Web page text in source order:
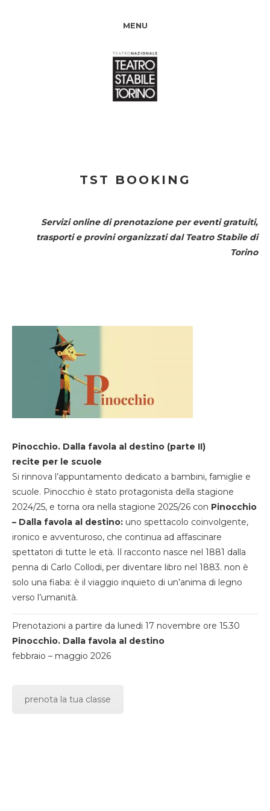
MENU
TST BOOKING
Servizi online di prenotazione per eventi gratuiti,
trasporti e provini organizzati dal Teatro Stabile di
Torino
Pinocchio. Dalla favola al destino (parte II)
recite per le scuole
Si rinnova l’appuntamento dedicato a bambini, famiglie e
scuole. Pinocchio è stato protagonista della stagione
2024/25, e torna ora nella stagione 2025/26 con Pinocchio
– Dalla favola al destino: uno spettacolo coinvolgente,
ironico e avventuroso, che continua ad affascinare
spettatori di tutte le età. Il racconto nasce nel 1881 dalla
penna di Carlo Collodi, per diventare libro nel 1883. non è
solo una fiaba: è il viaggio inquieto di un’anima di legno
verso l’umanità.
Prenotazioni a partire da lunedi 17 novembre ore 15.30
Pinocchio. Dalla favola al destino
febbraio – maggio 2026
prenota la tua classe